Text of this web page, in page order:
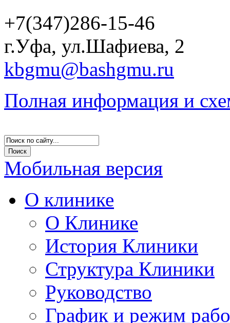
+7(347)286-15-46
г.Уфа, ул.Шафиева, 2
kbgmu@bashgmu.ru
Полная информация и
Мобильная версия
О клинике
О Клинике
История Клиники
Структура Клиники
Руководство
График и режим